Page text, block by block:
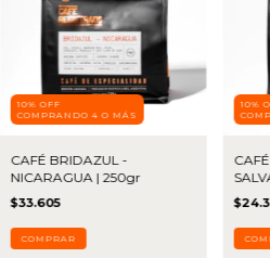
10% OFF
COMPRANDO 4 O MÁS
CAFÉ BRIDAZUL -
NICARAGUA | 250gr
$33.605
COMPRAR
10%